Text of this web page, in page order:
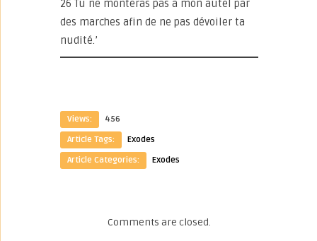
26 Tu ne monteras pas à mon autel par
des marches afin de ne pas dévoiler ta
nudité.’
Views:
456
Article Tags:
Exodes
Article Categories:
Exodes
Comments are closed.